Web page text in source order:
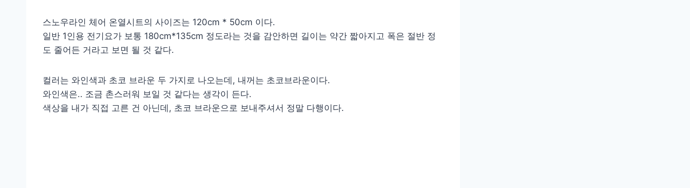
스노우라인 체어 온열시트의 사이즈는 120cm * 50cm 이다.
일반 1인용 전기요가 보통 180cm*135cm 정도라는 것을 감안하면 길이는 약간 짧아지고 폭은 절반 정
도 줄어든 거라고 보면 될 것 같다.
컬러는 와인색과 초코 브라운 두 가지로 나오는데, 내꺼는 초코브라운이다.
와인색은.. 조금 촌스러워 보일 것 같다는 생각이 든다.
색상을 내가 직접 고른 건 아닌데, 초코 브라운으로 보내주셔서 정말 다행이다.